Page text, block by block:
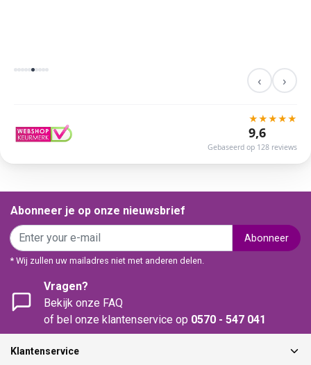
‹ ›
★★★★★
9,6
Gebaseerd op 128 reviews
Abonneer je op onze nieuwsbrief
Abonneer
* Wij zullen uw mailadres niet met anderen delen.
Vragen?
Bekijk onze FAQ
of bel onze klantenservice op 0570 - 547 041
Klantenservice